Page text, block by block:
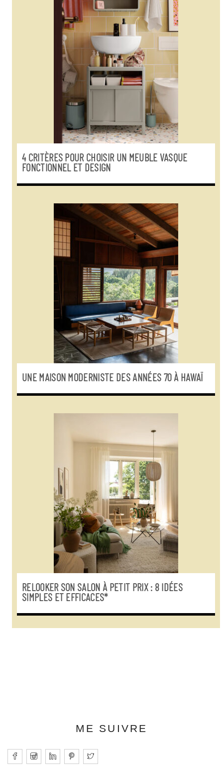
4 CRITÈRES POUR CHOISIR UN MEUBLE VASQUE
FONCTIONNEL ET DESIGN
UNE MAISON MODERNISTE DES ANNÉES 70 À HAWAÏ
RELOOKER SON SALON À PETIT PRIX : 8 IDÉES
SIMPLES ET EFFICACES*
ME SUIVRE